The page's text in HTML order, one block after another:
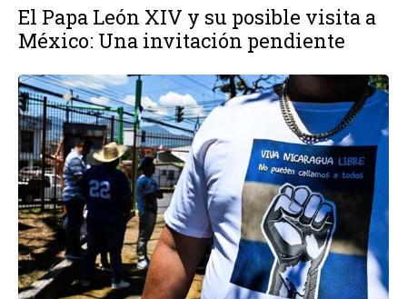
El Papa León XIV y su posible visita a
México: Una invitación pendiente